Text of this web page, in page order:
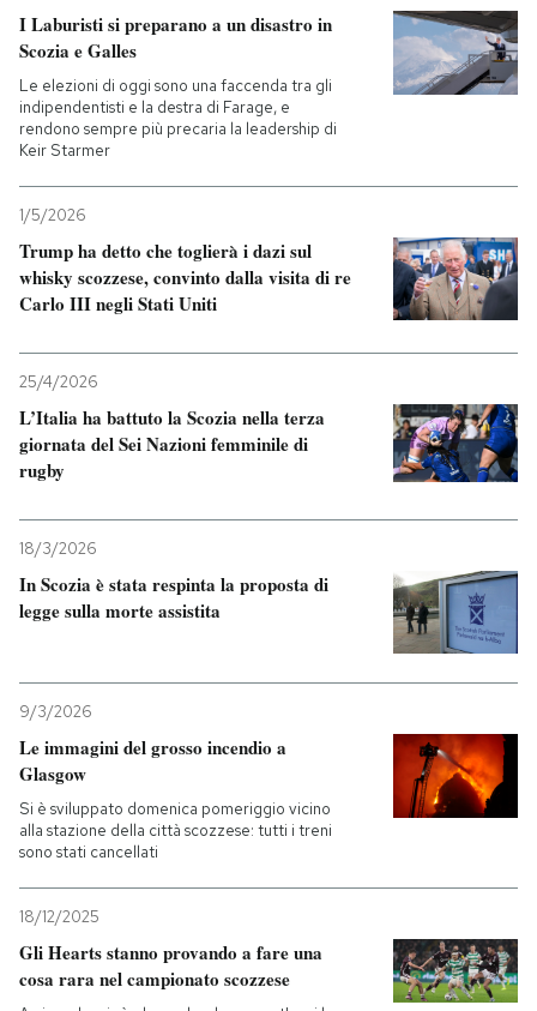
I Laburisti si preparano a un disastro in
Scozia e Galles
Le elezioni di oggi sono una faccenda tra gli
indipendentisti e la destra di Farage, e
rendono sempre più precaria la leadership di
Keir Starmer
1/5/2026
Trump ha detto che toglierà i dazi sul
whisky scozzese, convinto dalla visita di re
Carlo III negli Stati Uniti
25/4/2026
L’Italia ha battuto la Scozia nella terza
giornata del Sei Nazioni femminile di
rugby
18/3/2026
In Scozia è stata respinta la proposta di
legge sulla morte assistita
9/3/2026
Le immagini del grosso incendio a
Glasgow
Si è sviluppato domenica pomeriggio vicino
alla stazione della città scozzese: tutti i treni
sono stati cancellati
18/12/2025
Gli Hearts stanno provando a fare una
cosa rara nel campionato scozzese